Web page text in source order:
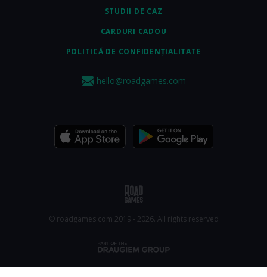
STUDII DE CAZ
CARDURI CADOU
POLITICĂ DE CONFIDENȚIALITATE
hello@roadgames.com
© roadgames.com 2019 - 2026. All rights reserved